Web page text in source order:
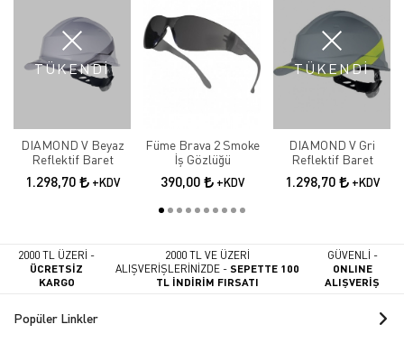
TÜKENDİ
DIAMOND V Beyaz
Reflektif Baret
1.298,70 +KDV
Füme Brava 2 Smoke
İş Gözlüğü
390,00 +KDV
TÜKENDİ
DIAMOND V Gri
Reflektif Baret
1.298,70 +KDV
2000 TL ÜZERİ -
ÜCRETSİZ
KARGO
2000 TL VE ÜZERİ
ALIŞVERİŞLERİNİZDE -SEPETTE 100
TL İNDİRİM FIRSATI
GÜVENLİ -
ONLINE
ALIŞVERİŞ
Popüler Linkler